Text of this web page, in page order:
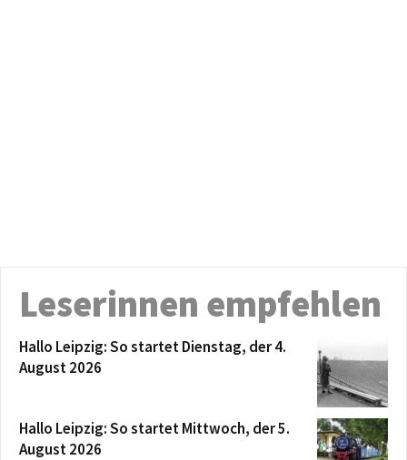
Leserinnen empfehlen
Hallo Leipzig: So startet Dienstag, der 4.
August 2026
Hallo Leipzig: So startet Mittwoch, der 5.
August 2026